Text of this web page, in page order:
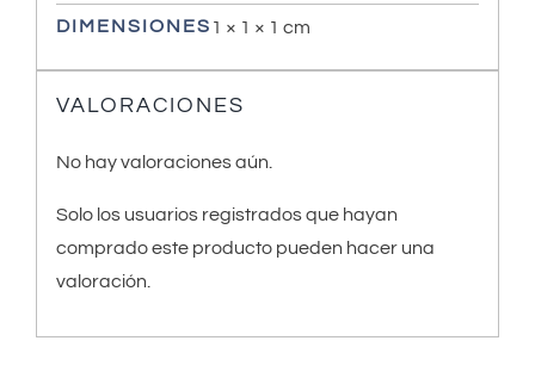
DIMENSIONES 1 × 1 × 1 cm
VALORACIONES
No hay valoraciones aún.
Solo los usuarios registrados que hayan
comprado este producto pueden hacer una
valoración.